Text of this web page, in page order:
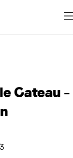
Cateau –